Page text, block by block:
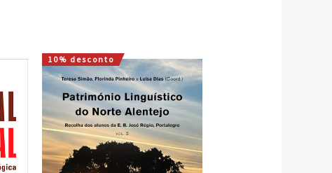
10% desconto
O
preço
original
era:
7,50 €.
O
preço
atual
é:
6,75 €.